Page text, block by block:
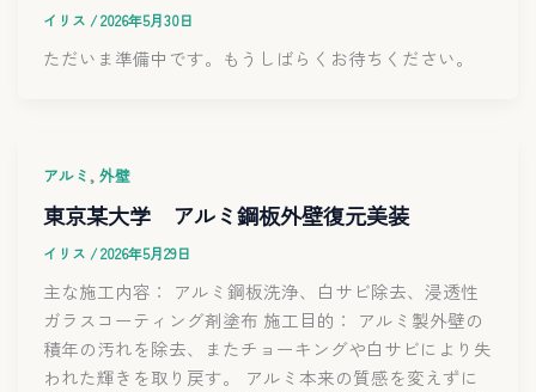
イリス /2026年5月30日
ただいま準備中です。もうしばらくお待ちください。
アルミ ,外壁
東京某大学 アルミ鋼板外壁復元美装
イリス /2026年5月29日
主な施工内容： アルミ鋼板洗浄、白サビ除去、浸透性
ガラスコーティング剤塗布 施工目的： アルミ製外壁の
積年の汚れを除去、またチョーキングや白サビにより失
われた輝きを取り戻す。 アルミ本来の質感を変えずに